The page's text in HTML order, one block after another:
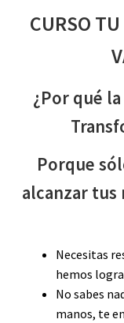
CURSO
¿Por qué
Porque
alcanzar tus
Necesitas
hemos
No sabes
manos, te